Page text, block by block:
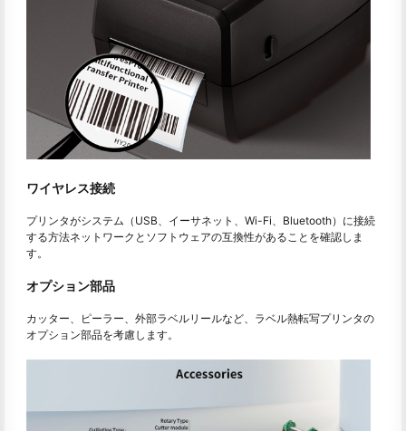
ワイヤレス接続
プリンタがシステム（USB、イーサネット、Wi-Fi、Bluetooth）に接続
する方法ネットワークとソフトウェアの互換性があることを確認しま
す。
オプション部品
カッター、ピーラー、外部ラベルリールなど、ラベル熱転写プリンタの
オプション部品を考慮します。